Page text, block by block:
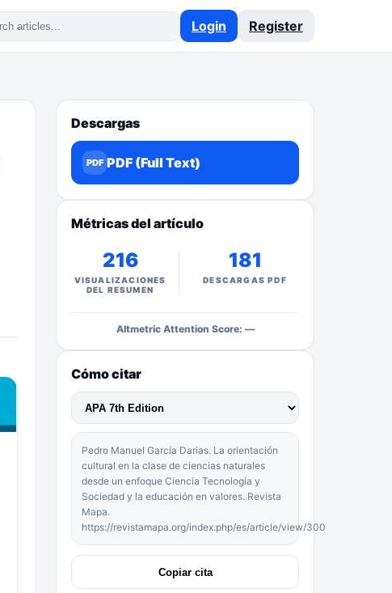
Login Register
Descargas
PDF PDF (Full Text)
Métricas del artículo
216
VISUALIZACIONES
DEL RESUMEN
181
DESCARGAS PDF
Altmetric Attention Score: —
Cómo citar
Pedro Manuel García Darias. La orientación
cultural en la clase de ciencias naturales
desde un enfoque Ciencia Tecnología y
Sociedad y la educación en valores. Revista
Mapa.
https://revistamapa.org/index.php/es/article/view/300
Copiar cita